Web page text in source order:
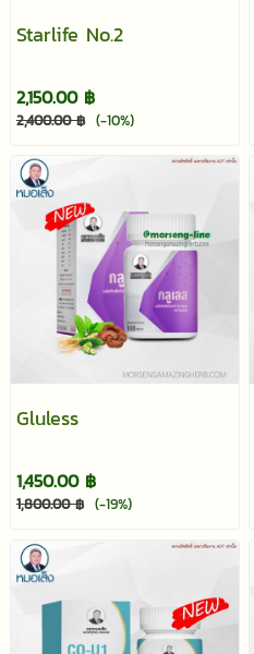
Starlife No.2
2,150.00 ฿
2,400.00 ฿ (-10%)
Gluless
1,450.00 ฿
1,800.00 ฿ (-19%)